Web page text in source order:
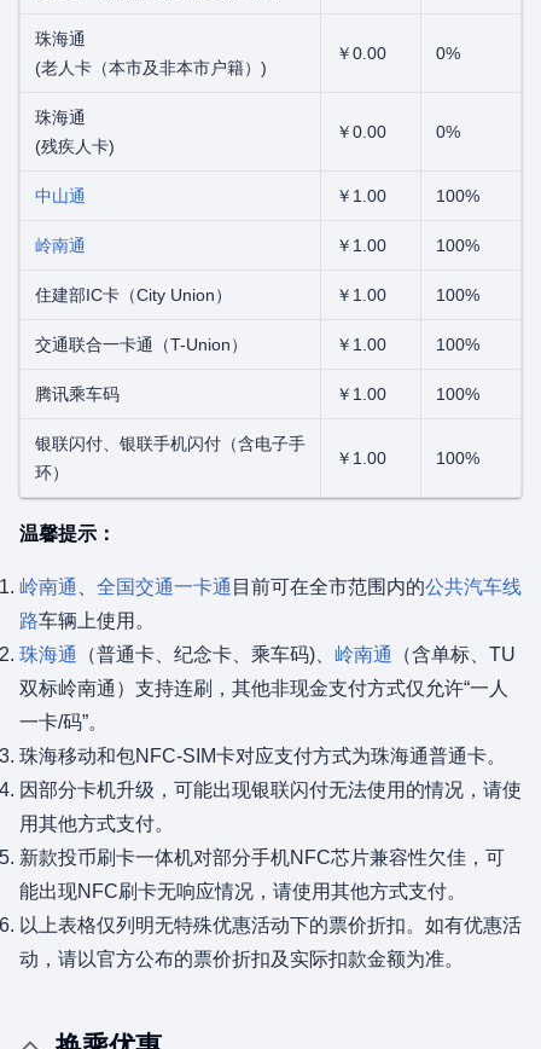
珠海通
(老人卡（本市及非本市户籍）)
￥0.00 0%
珠海通
(残疾人卡)
￥0.00 0%
中山通 ￥1.00 100%
岭南通 ￥1.00 100%
住建部IC卡（City Union） ￥1.00 100%
交通联合一卡通（T-Union） ￥1.00 100%
腾讯乘车码 ￥1.00 100%
银联闪付、银联手机闪付（含电子手
环）
￥1.00 100%
温馨提示：
岭南通 全国交通一卡通 目前可在全市范围内的公共汽车线
路车辆上使用。
珠海通
（普通卡、纪念卡、乘车码)、 岭南通
（含单标、TU
双标岭南通）支持连刷，其他非现金支付方式仅允许“一人
一卡/码”。
珠海移动和包NFC-SIM卡对应支付方式为珠海通普通卡。
因部分卡机升级，可能出现银联闪付无法使用的情况，请使
用其他方式支付。
新款投币刷卡一体机对部分手机NFC芯片兼容性欠佳，可
能出现NFC刷卡无响应情况，请使用其他方式支付。
以上表格仅列明无特殊优惠活动下的票价折扣。如有优惠活
动，请以官方公布的票价折扣及实际扣款金额为准。